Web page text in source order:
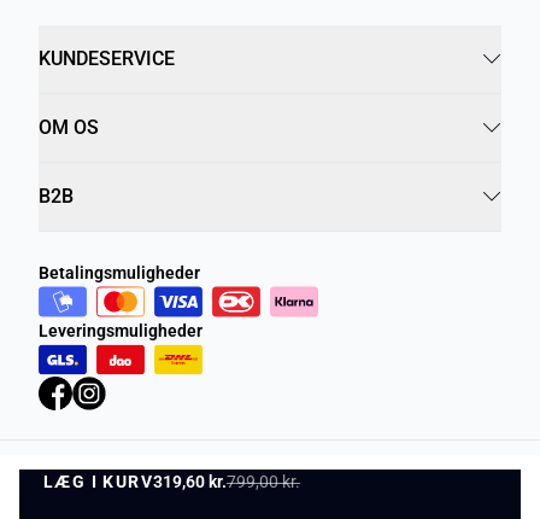
LÆG I KURV319,60 kr.799,00 kr.
LÆG I KURV
KUNDESERVICE
OM OS
B2B
Betalingsmuligheder
Leveringsmuligheder
Privatlivspolitik Vilkår og betingelser